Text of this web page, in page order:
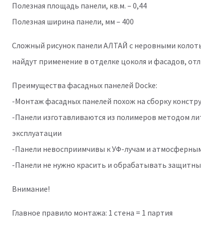
Полезная площадь панели, кв.м. – 0,44
Полезная ширина панели, мм – 400
Сложный рисунок панели АЛТАЙ c неровными
найдут применение в отделке цоколя и фасадов,
Преимущества фасадных панелей Docke:
-Монтаж фасадных панелей похож на сборку
-Панели изготавливаются из полимеров методом
эксплуатации
-Панели невосприимчивы к УФ-лучам и
-Панели не нужно красить и обрабатывать
Внимание!
Главное правило монтажа: 1 стена = 1 партия